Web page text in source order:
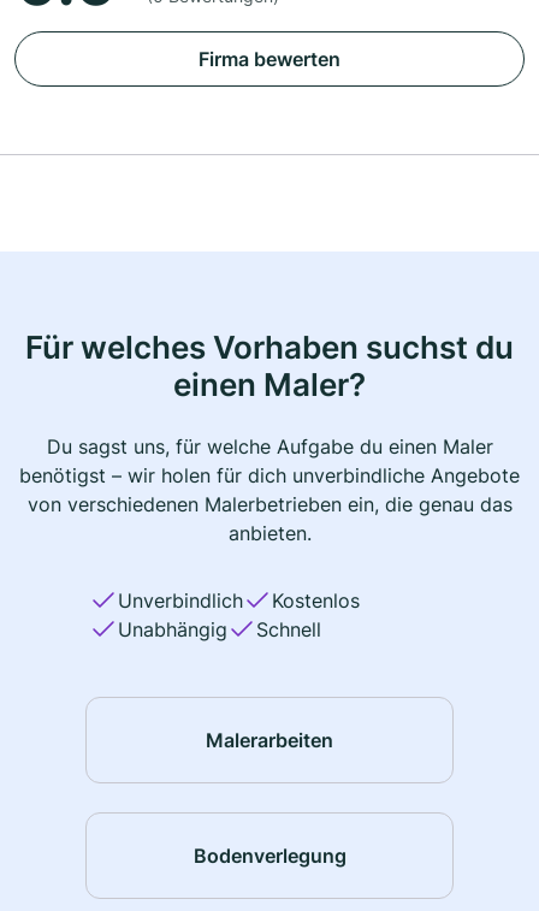
Firma bewerten
Für welches Vorhaben suchst du
einen Maler?
Du sagst uns, für welche Aufgabe du einen Maler
benötigst – wir holen für dich unverbindliche Angebote
von verschiedenen Malerbetrieben ein, die genau das
anbieten.
Unverbindlich
Kostenlos
Unabhängig
Schnell
Malerarbeiten
Bodenverlegung